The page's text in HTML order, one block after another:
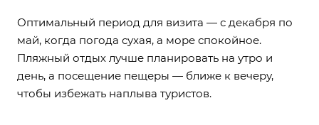
Оптимальный период для визита — с декабря по
май, когда погода сухая, а море спокойное.
Пляжный отдых лучше планировать на утро и
день, а посещение пещеры — ближе к вечеру,
чтобы избежать наплыва туристов.